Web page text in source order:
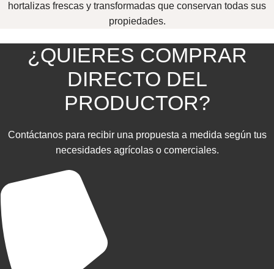
hortalizas frescas y transformadas que conservan todas sus
propiedades.
¿QUIERES COMPRAR
DIRECTO DEL
PRODUCTOR?
Contáctanos para recibir una propuesta a medida según tus
necesidades agrícolas o comerciales.